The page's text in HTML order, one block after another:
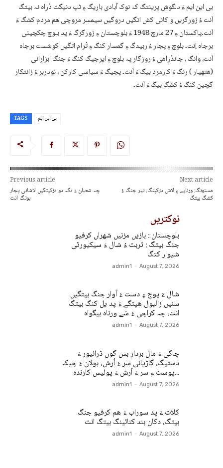
بی این ایم ءَ دلگوش پرینتگ کہ نوک آبادی باریگ ءِ ٹپ دنیگت دْراہ نہ بیتگ
اَنت ءُ زورگریں واکانی کش اتگیں دروگیں سیمسر مروچی ھم مردم کشگ ءَ
اَنت۔پاکستان ءِ 27 مارچ 1948 ءَ بلوچستان ءِ زورگرگ ءَ پد بلوچ چکچینی
برجاہ اِنت۔ بلوچ ءِ پجار ءُ ربیدگ ءِ گمسار کنگ ءِ تْرام اتگیں کوشست برجاہ
اَنت، وانگ ، جاندْراھی ءُ روزگار پہ بلوچ ءِ ایرجیگ کنگ ءَ جنگ ابزارانی
(ھتھیار ) رنگ ءَ کارمرد بیگ ءَ اَنت۔ پجیگ ءَ سیاسی کارکن ، نودربر ءُ زانتکار
گچین کنگ ءُ کشگ بیگ ءَ اَنت۔
TAGS بی این ایم
Previous article
چہ شعبان ءَ دگہ دو دزکپتگیں لاشانی پجار
بوتگ انت
Next article
مستونگ: ورنایے ءِ لاش دزکپتگ، تیر جنگ ءُ
کشگ بیتگ
نوکتریں
بلوچستان : بازیں مزنیں شھراں کرفیو
جنگ بیتگ : تربت ءُ شال ءَ سیکیورٹی
شیوار کتگ
admin1 - August 7, 2026
شال ءَ پوج ءِ دست ءَ آوار جنگ بیتگیں
سئیں زالبول ھپتگے ءَ پد یل کنگ بیتگ
انت، چہ کراچی ءَ سَے ورناہ بیگواہ
admin1 - August 7, 2026
چاگی ءَ مال بردار بس گوں ڈرائیور ءَ
دستیگ، گاڑیانی سر ءَ اُرش، بولان ءَ چیک
پوسٹ ءِ سر ءَ اُرش ءَ پولیس کارندہ...
admin1 - August 7, 2026
کلات ءَ پد سوراب ءَ ھم کرفیو جنگ
بیتگ، دکان بند کنائینگ بیتگ انت
admin1 - August 7, 2026